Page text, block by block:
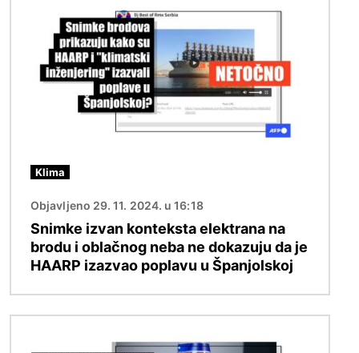
Klima
Objavljeno 29. 11. 2024. u 16:18
Snimke izvan konteksta elektrana na
brodu i oblačnog neba ne dokazuju da je
HAARP izazvao poplavu u Španjolskoj